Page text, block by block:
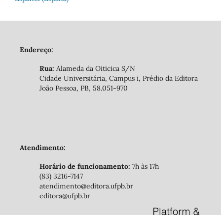
Endereço:
Rua: Alameda da Oiticica S/N
Cidade Universitária, Campus i, Prédio da Editora
João Pessoa, PB, 58.051-970
Atendimento:
Horário de funcionamento: 7h às 17h
(83) 3216-7147
atendimento@editora.ufpb.br
editora@ufpb.br